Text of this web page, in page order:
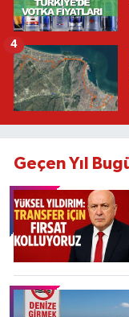
4
Geçen Yıl